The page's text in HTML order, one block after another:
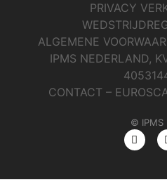
PRIVACY
ALGEMENE
IPMS NEDERLAND,
CONTACT –
© IPMS